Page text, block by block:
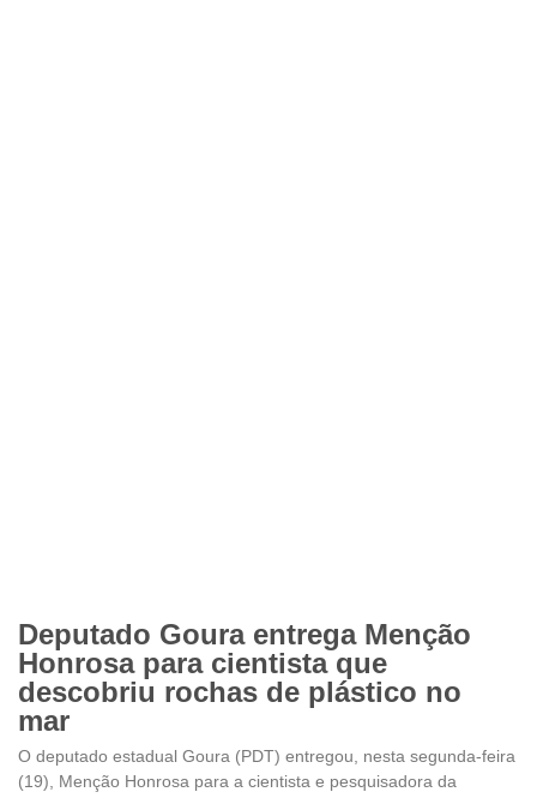
Deputado Goura entrega Menção
Honrosa para cientista que
descobriu rochas de plástico no
mar
O deputado estadual Goura (PDT) entregou, nesta segunda-feira
(19), Menção Honrosa para a cientista e pesquisadora da